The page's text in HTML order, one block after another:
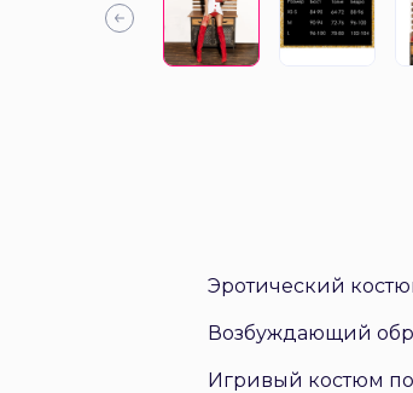
Эротический
Возбуждающий
Игривый костюм